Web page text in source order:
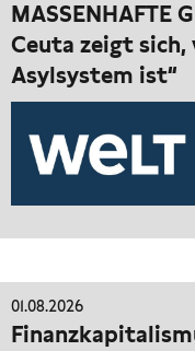
MASSENHAFTE
Ceuta zeigt
Asylsystem ist“
01.08.2026